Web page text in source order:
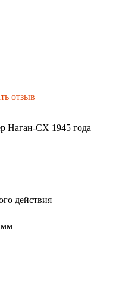
отзыв
Наган-СХ 1945 года
действия
мм